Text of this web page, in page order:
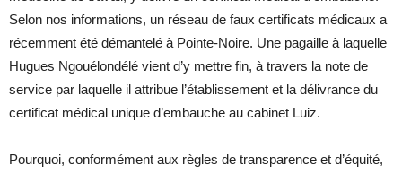
Selon nos informations, un réseau de faux certificats médicaux a
récemment été démantelé à Pointe-Noire. Une pagaille à laquelle
Hugues Ngouélondélé vient d’y mettre fin, à travers la note de
service par laquelle il attribue l’établissement et la délivrance du
certificat médical unique d’embauche au cabinet Luiz.
Pourquoi, conformément aux règles de transparence et d’équité,